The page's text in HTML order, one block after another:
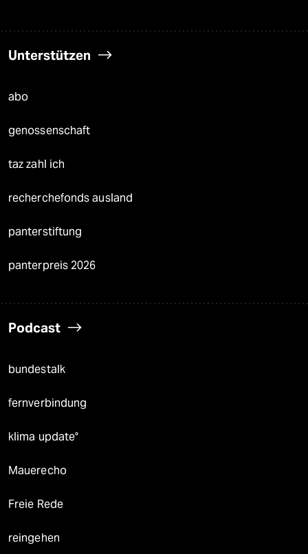
Unterstützen
abo
genossenschaft
taz zahl ich
recherchefonds ausland
panterstiftung
panterpreis 2026
Podcast
bundestalk
fernverbindung
klima update°
Mauerecho
Freie Rede
reingehen